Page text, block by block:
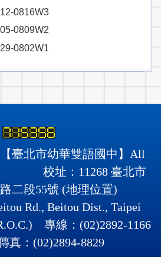
0816W3
0809W2
0802W1
臺北市幼華雙語國中】All
校址：11268 臺北市
二段55號 (地理位置)
Rd., Beitou Dist., Taipei
專線：(02)2892-1166
：(02)2894-8829